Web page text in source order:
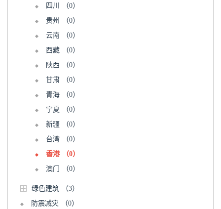
四川
（0）
贵州
（0）
云南
（0）
西藏
（0）
陕西
（0）
甘肃
（0）
青海
（0）
宁夏
（0）
新疆
（0）
台湾
（0）
香港
（0）
澳门
（0）
绿色建筑
（3）
防震减灾
（0）